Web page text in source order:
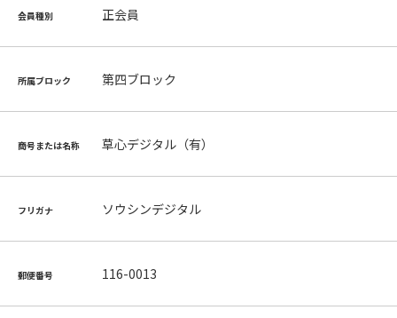
会員種別 正会員
所属ブロック 第四ブロック
商号または名称 草心デジタル（有）
フリガナ ソウシンデジタル
郵便番号 116-0013